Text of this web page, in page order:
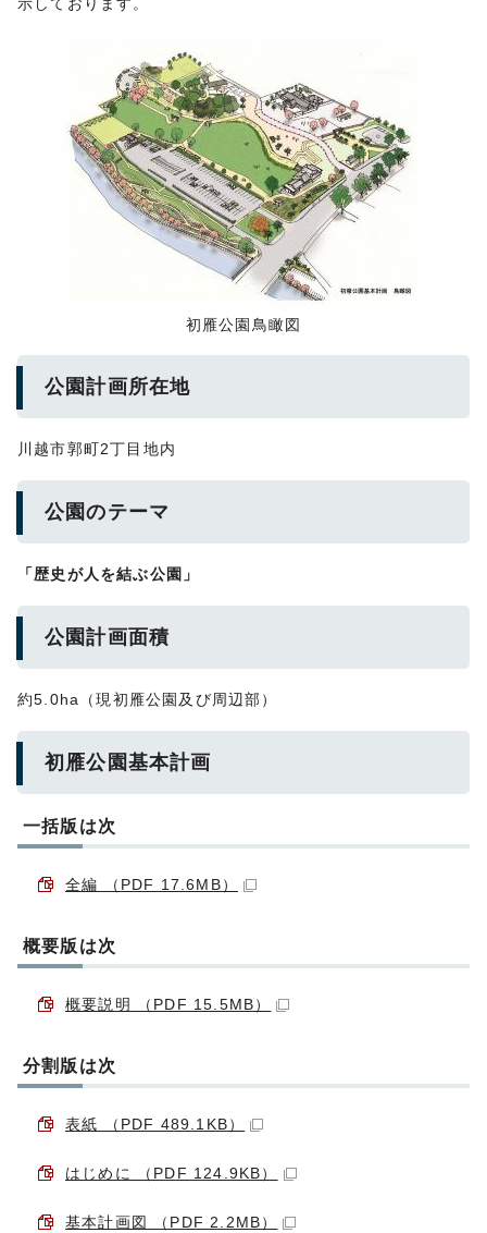
初雁公園鳥瞰図
公園計画所在地
川越市郭町2丁目地内
公園のテーマ
「歴史が人を結ぶ公園」
公園計画面積
約5.0ha（現初雁公園及び周辺部）
初雁公園基本計画
一括版は次
全編 （PDF 17.6MB）
概要版は次
概要説明 （PDF 15.5MB）
分割版は次
表紙 （PDF 489.1KB）
はじめに （PDF 124.9KB）
基本計画図 （PDF 2.2MB）